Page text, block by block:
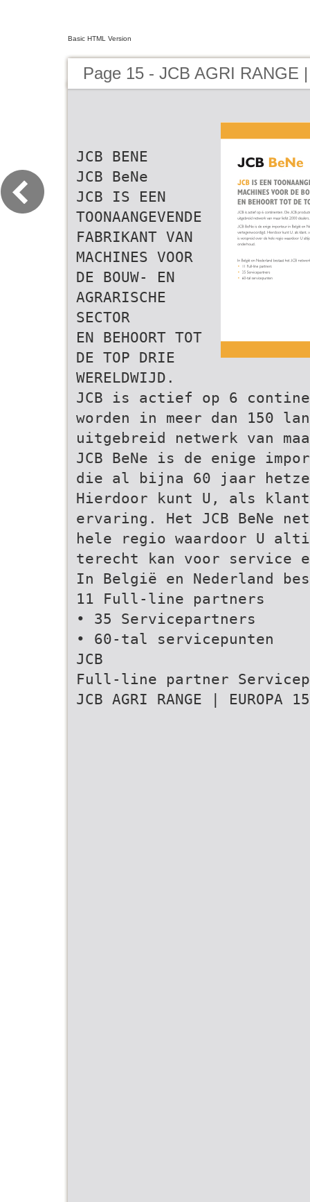
Basic HTML Version
Page 15 - JCB AGRI RANGE
JCB BENE
JCB BeNe
JCB IS EEN
TOONAANGEVENDE
FABRIKANT VAN
MACHINES VOOR
DE BOUW- EN
AGRARISCHE
SECTOR
EN BEHOORT TOT
DE TOP DRIE
WERELDWIJD.
JCB is actief op 6
worden in meer dan 150
uitgebreid netwerk van
JCB BeNe is de enige
die al bijna 60 jaar
Hierdoor kunt U, als
ervaring. Het JCB BeNe
hele regio waardoor U
terecht kan voor service
In België en Nederland
11 Full-line partners
• 35 Servicepartners
• 60-tal servicepunten
JCB
Full-line partner
JCB AGRI RANGE | EUROPA 15